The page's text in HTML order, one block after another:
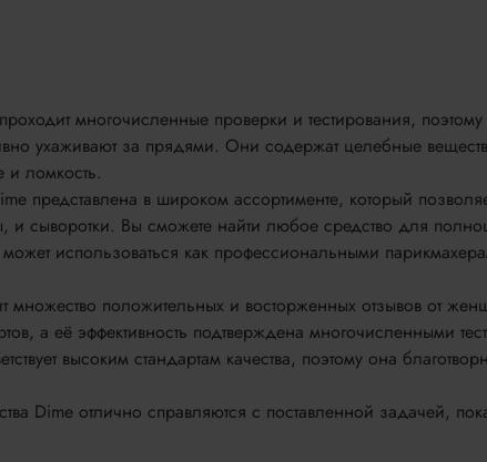
многочисленные проверки и тестирования,
ухаживают за прядями. Они содержат целебные
ломкость.
представлена в широком ассортименте, который
сыворотки. Вы сможете найти любое средство для
использоваться как профессиональными
множество положительных и восторженных отзывов от
а её эффективность подтверждена многочисленными
высоким стандартам качества, поэтому она
Dime отлично справляются с поставленной задачей,